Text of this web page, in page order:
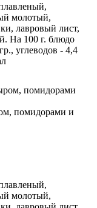
молотый,
лавровый лист,
На 100 г. блюдо
углеводов - 4,4
помидорами и
молотый,